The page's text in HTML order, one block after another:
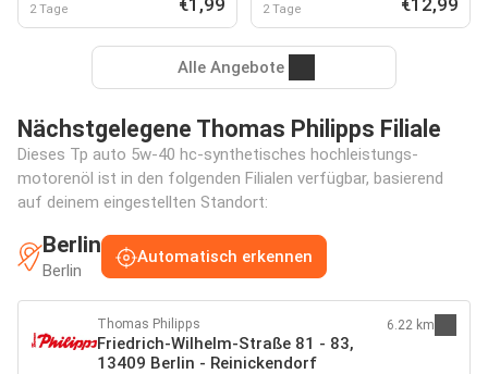
2 Tage 2 Tage
Alle Angebote
Nächstgelegene Thomas Philipps Filiale
Dieses Tp auto 5w-40 hc-synthetisches hochleistungs-
motorenöl ist in den folgenden Filialen verfügbar, basierend
auf deinem eingestellten Standort:
Berlin
Berlin
Automatisch erkennen
Thomas Philipps
Friedrich-Wilhelm-Straße 81 - 83,
13409 Berlin - Reinickendorf
6.22 km